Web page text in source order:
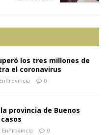
los tres millones de
el coronavirus
EnProvincia 0
provincia de Buenos
EnProvincia 0